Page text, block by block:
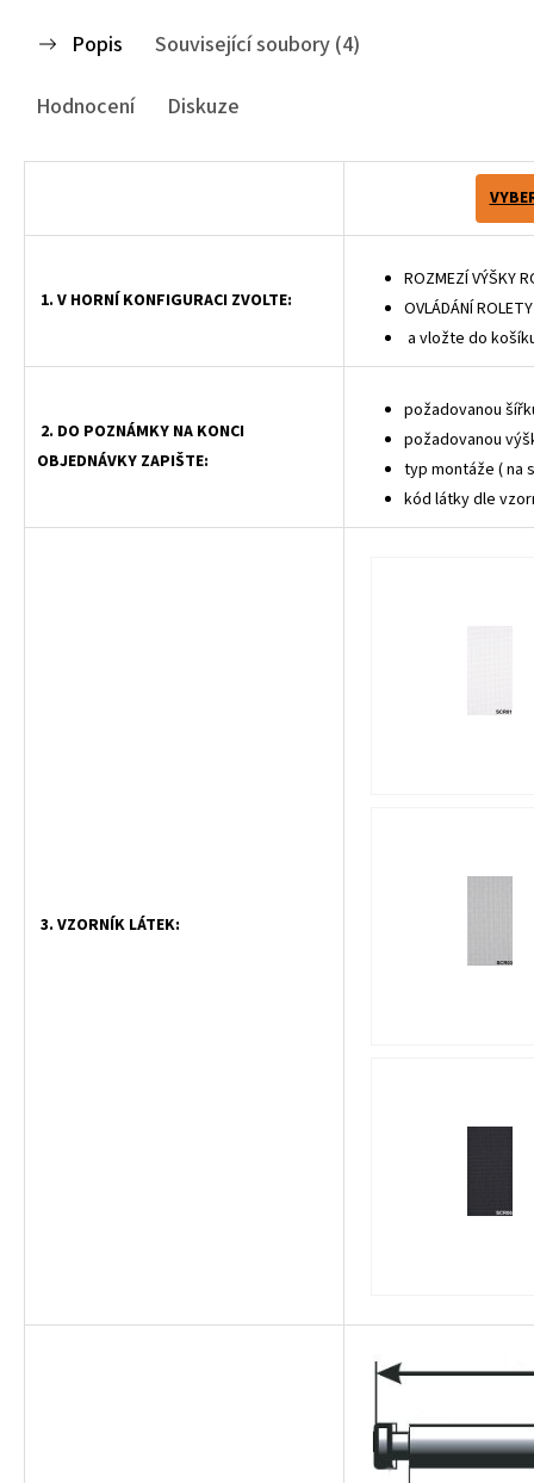
Popis
Související soubory (4)
Hodnocení
Diskuze
1. V HORNÍ KONFIGURACI ZVOLTE:
ROZMEZÍ VÝŠKY
OVLÁDÁNÍ ROLETY
a vložte do
2. DO POZNÁMKY NA KONCI
OBJEDNÁVKY ZAPIŠTE:
požadovanou
požadovanou
typ montáže ( na
kód látky dle
3. VZORNÍK LÁTEK: